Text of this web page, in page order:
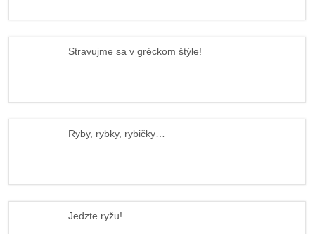
Stravujme sa v gréckom štýle!
Ryby, rybky, rybičky…
Jedzte ryžu!